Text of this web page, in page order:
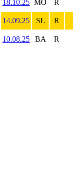
18.10.25 MO R
14.09.25 SL R
10.08.25 BA R